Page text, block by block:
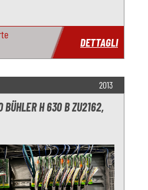
DETTAGLI
2013
BÜHLER H 630 B ZU2162,